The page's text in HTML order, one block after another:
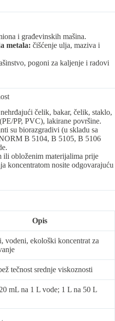
i građevinskih mašina.
metala: čišćenje ulja, maziva i
pogoni za kaljenje i radovi
čelik, bakar, čelik, staklo,
PP, PVC), lakirane površine.
su biorazgradivi (u skladu sa
B 5104, B 5105, B 5106
ili obloženim materijalima prije
koncentratom nosite odgovarajuću
Opis
vodeni, ekološki koncentrat za
tečnost srednje viskoznosti
mL na 1 L vode; 1 L na 50 L